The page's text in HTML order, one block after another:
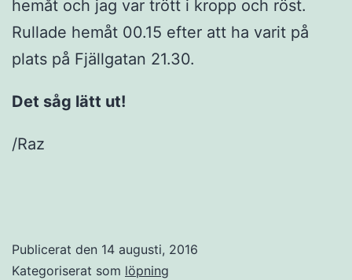
hemåt och jag var trött i kropp och röst.
Rullade hemåt 00.15 efter att ha varit på
plats på Fjällgatan 21.30.
Det såg lätt ut!
/Raz
Publicerat den 14 augusti, 2016
Kategoriserat som löpning